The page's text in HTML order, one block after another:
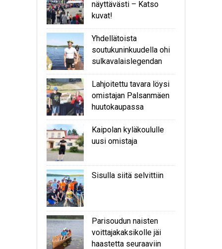
näyttävästi – Katso
kuvat!
Yhdellätoista
soutukuninkuudella ohi
sulkavalaislegendan
Lahjoitettu tavara löysi
omistajan Palsanmäen
huutokaupassa
Kaipolan kyläkoululle
uusi omistaja
Sisulla siitä selvittiin
Parisoudun naisten
voittajakaksikolle jäi
haastetta seuraaviin